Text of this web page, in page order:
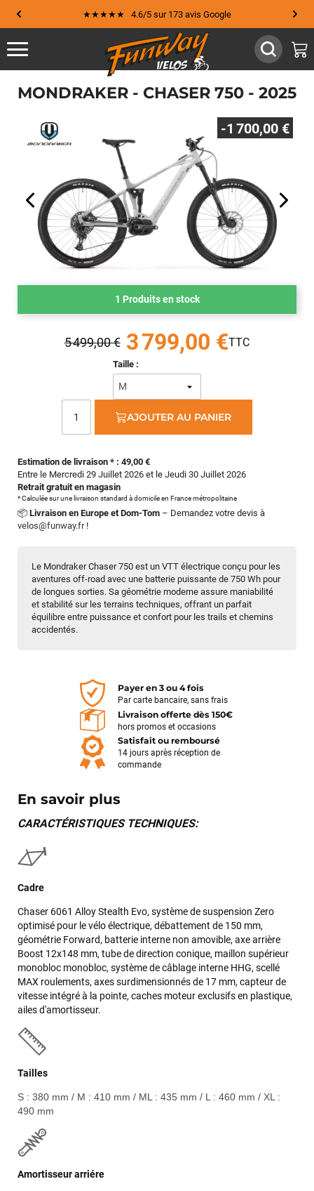
★★★★★ 4.6/5 sur 173 avis Google
MONDRAKER - CHASER 750 - 2025
-1 700,00 €
Le Mondraker Chaser 750 est un VTT électrique conçu pour les
aventures off-road avec une batterie puissante de 750 Wh pour
de longues sorties. Sa géométrie moderne assure maniabilité
et stabilité sur les terrains techniques, offrant un parfait
équilibre entre puissance et confort pour les trails et chemins
accidentés.
1 Produits en stock
Estimation de livraison * : 49,00 €
Entre le Mercredi 29 Juillet 2026 et le Jeudi 30 Juillet 2026
Retrait gratuit en magasin
* Calculée sur une livraison standard à domicile en France métropolitaine
📦 Livraison en Europe et Dom-Tom – Demandez votre devis à
velos@funway.fr!
Taille :
5 499,00 € 3 799,00 €
AJOUTER AU PANIER
Payer en 3 ou 4 fois
Par carte bancaire, sans frais
Livraison offerte dès 150€
hors promos et occasions
Satisfait ou remboursé
14 jours après réception de
commande
En savoir plus
CARACTÉRISTIQUES TECHNIQUES:
Cadre
Chaser 6061 Alloy Stealth Evo, système de suspension Zero
optimisé pour le vélo électrique, débattement de 150 mm,
géométrie Forward, batterie interne non amovible, axe arrière
Boost 12x148 mm, tube de direction conique, maillon supérieur
monobloc monobloc, système de câblage interne HHG, scellé
MAX roulements, axes surdimensionnés de 17 mm, capteur de
vitesse intégré à la pointe, caches moteur exclusifs en plastique,
ailes d'amortisseur.
Tailles
S : 380 mm / M : 410 mm / ML : 435 mm / L : 460 mm / XL :
490 mm
Amortisseur arriére